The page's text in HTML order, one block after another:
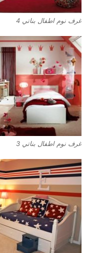
غرف نوم اطفال بناتي 4
غرف نوم اطفال بناتي 3